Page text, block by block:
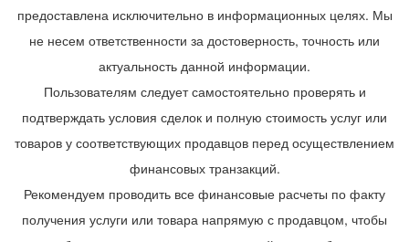
предоставлена исключительно в информационных целях. Мы
не несем ответственности за достоверность, точность или
актуальность данной информации.
Пользователям следует самостоятельно проверять и
подтверждать условия сделок и полную стоимость услуг или
товаров у соответствующих продавцов перед осуществлением
финансовых транзакций.
Рекомендуем проводить все финансовые расчеты по факту
получения услуги или товара напрямую с продавцом, чтобы